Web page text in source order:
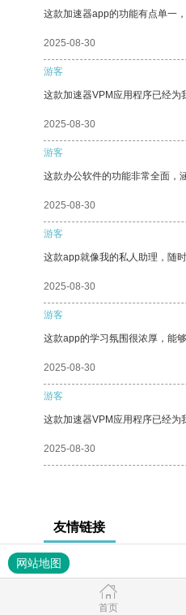
这款加速器app的功能有点单一
2025-08-30
游客
这款加速器VPM应用程序已经为
2025-08-30
游客
这款办公软件的功能非常全面，
2025-08-30
游客
这款app就像我的私人助理，随
2025-08-30
游客
这款app的学习氛围很浓厚，能
2025-08-30
游客
这款加速器VPM应用程序已经为
2025-08-30
友情链接
网站地图
首页